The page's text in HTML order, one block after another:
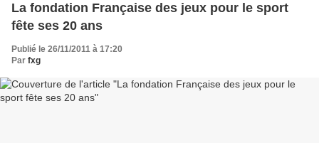
La fondation Française des jeux pour le sport
fête ses 20 ans
Publié le 26/11/2011 à 17:20
Par fxg